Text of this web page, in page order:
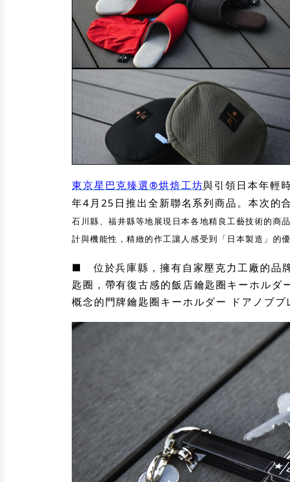
東京星巴克臻選®烘焙工坊與引領日本年輕
年4月25日推出全新聯名系列商品。本次的
石川縣、福井縣等地展現日本各地精良工藝技術的商
計與機能性，精緻的作工讓人感受到「日本製造」的優
■ 位於兵庫縣，擁有自家壓克力工廠的品
匙圈，帶有復古感的飯店鑰匙圈キーホルダ
概念的門牌鑰匙圈キーホルダー ドアノブ